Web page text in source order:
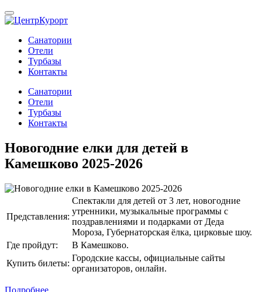
Санатории
Отели
Турбазы
Контакты
Санатории
Отели
Турбазы
Контакты
Новогодние елки для детей в
Камешково 2025-2026
Представления:
Спектакли для детей от 3 лет, новогодние
утренники, музыкальные программы с
поздравлениями и подарками от Деда
Мороза, Губернаторская ёлка, цирковые шоу.
Где пройдут:
В Камешково.
Купить билеты:
Городские кассы, официальные сайты
организаторов, онлайн.
Подробнее